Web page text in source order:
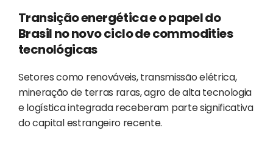
Transição energética e o papel do
Brasil no novo ciclo de commodities
tecnológicas
Setores como renováveis, transmissão elétrica,
mineração de terras raras, agro de alta tecnologia
e logística integrada receberam parte significativa
do capital estrangeiro recente.